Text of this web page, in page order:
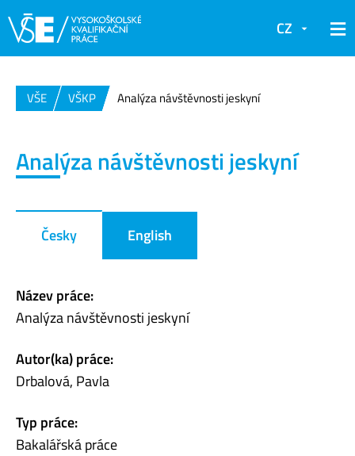
CZ
VŠE VŠKP Analýza návštěvnosti jeskyní
Analýza návštěvnosti jeskyní
Česky English
Název práce:
Analýza návštěvnosti jeskyní
Autor(ka) práce:
Drbalová, Pavla
Typ práce:
Bakalářská práce